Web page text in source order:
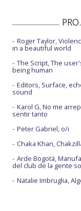
Roger Taylor,
in a beautiful world
The Script, The
being human
Editors, Surface,
sound
Karol G, No me
sentir tanto
Peter Gabriel, o/i
Chaka Khan,
Arde Bogotá,
del club de la gente
Natalie Imbruglia,